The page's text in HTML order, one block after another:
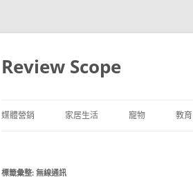
跳
要
內
Review Scope
媒體營銷 家居生活 寵物 教育
標籤彙整: 無線通訊